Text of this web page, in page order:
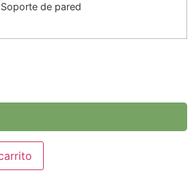
Soporte de pared